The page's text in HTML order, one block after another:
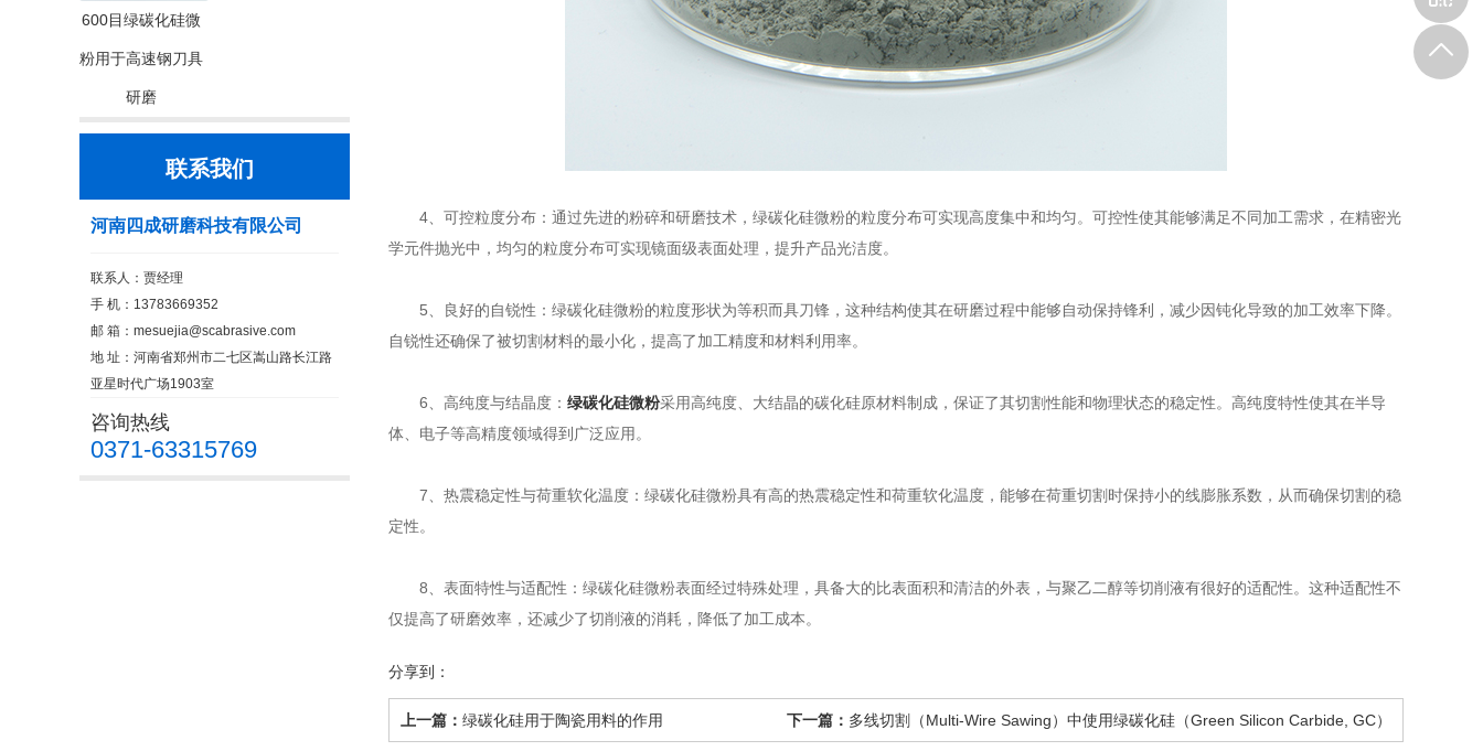
600目绿碳化硅微
粉用于高速钢刀具
研磨
联系我们
河南四成研磨科技有限公司
联系人：贾经理
手 机：13783669352
邮 箱： mesuejia@scabrasive.com
地 址：河南省郑州市二七区嵩山路长江路
亚星时代广场1903室
咨询热线
0371-63315769
4、可控粒度分布：通过先进的粉碎和研磨技术，绿碳化硅微粉的粒度分布可实现高度集中和均匀。可控性使其能够满足不同加工需求，在精密光
学元件抛光中，均匀的粒度分布可实现镜面级表面处理，提升产品光洁度。
5、良好的自锐性：绿碳化硅微粉的粒度形状为等积而具刀锋，这种结构使其在研磨过程中能够自动保持锋利，减少因钝化导致的加工效率下降。
自锐性还确保了被切割材料的最小化，提高了加工精度和材料利用率。
6、高纯度与结晶度： 绿碳化硅微粉采用高纯度、大结晶的碳化硅原材料制成，保证了其切割性能和物理状态的稳定性。高纯度特性使其在半导
体、电子等高精度领域得到广泛应用。
7、热震稳定性与荷重软化温度：绿碳化硅微粉具有高的热震稳定性和荷重软化温度，能够在荷重切割时保持小的线膨胀系数，从而确保切割的稳
定性。
8、表面特性与适配性：绿碳化硅微粉表面经过特殊处理，具备大的比表面积和清洁的外表，与聚乙二醇等切削液有很好的适配性。这种适配性不
仅提高了研磨效率，还减少了切削液的消耗，降低了加工成本。
分享到：
上一篇： 绿碳化硅用于陶瓷用料的作用 下一篇： 多线切割（Multi-Wire Sawing）中使用绿碳化硅（Green Silicon Carbide, GC）